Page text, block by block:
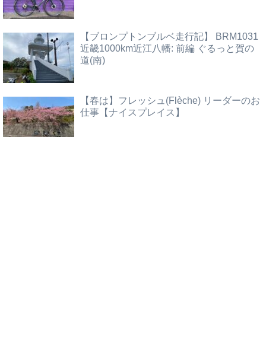
【ブロンプトンブルベ走行記】 BRM1031
近畿1000km近江八幡: 前編 ぐるっと賀の
道(南)
【春は】フレッシュ(Flèche) リーダーのお
仕事【ナイスプレイス】